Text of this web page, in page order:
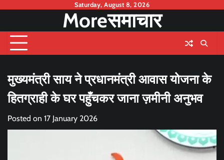
content
Saturday, August 8, 2026
Moreसमाचार
मुख्यमंत्री साय ने प्रधानमंत्री आवास योजना के
हितग्राही के घर पहुँचकर जाना ज़मीनी अनुभव
Posted on 17 January 2026